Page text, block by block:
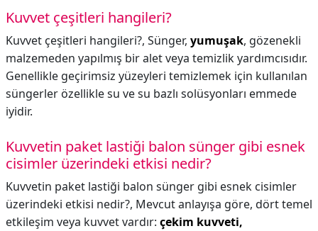
Kuvvet çeşitleri hangileri?
Kuvvet çeşitleri hangileri?, Sünger, yumuşak, gözenekli
malzemeden yapılmış bir alet veya temizlik yardımcısıdır.
Genellikle geçirimsiz yüzeyleri temizlemek için kullanılan
süngerler özellikle su ve su bazlı solüsyonları emmede
iyidir.
Kuvvetin paket lastiği balon sünger gibi esnek
cisimler üzerindeki etkisi nedir?
Kuvvetin paket lastiği balon sünger gibi esnek cisimler
üzerindeki etkisi nedir?, Mevcut anlayışa göre, dört temel
etkileşim veya kuvvet vardır: çekim kuvveti,